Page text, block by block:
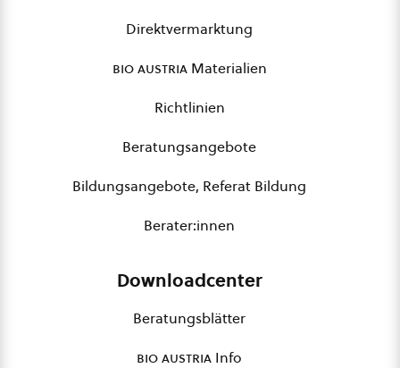
Direktvermarktung
bio austriaMaterialien
Richtlinien
Beratungsangebote
Bildungsangebote, Referat Bildung
Berater:innen
Downloadcenter
Beratungsblätter
bio austria Info